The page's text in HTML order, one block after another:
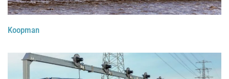
Koopman